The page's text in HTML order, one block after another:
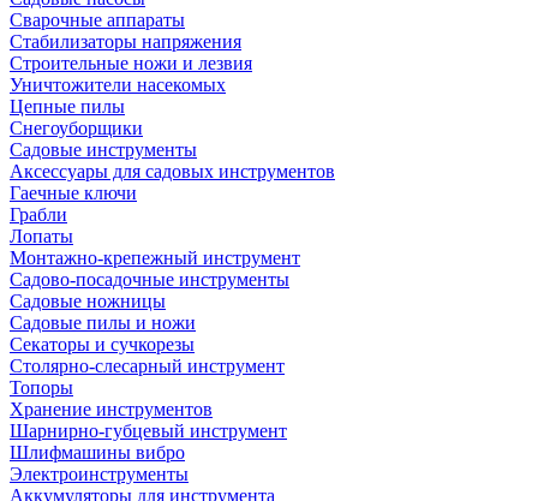
Сварочные аппараты
Стабилизаторы напряжения
Строительные ножи и лезвия
Уничтожители насекомых
Цепные пилы
Снегоуборщики
Садовые инструменты
Аксессуары для садовых инструментов
Гаечные ключи
Грабли
Лопаты
Монтажно-крепежный инструмент
Садово-посадочные инструменты
Садовые ножницы
Садовые пилы и ножи
Секаторы и сучкорезы
Столярно-слесарный инструмент
Топоры
Хранение инструментов
Шарнирно-губцевый инструмент
Шлифмашины вибро
Электроинструменты
Аккумуляторы для инструмента